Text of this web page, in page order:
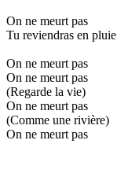
On ne meurt pas
Tu reviendras en pluie
On ne meurt pas
On ne meurt pas
(Regarde la vie)
On ne meurt pas
(Comme une rivière)
On ne meurt pas